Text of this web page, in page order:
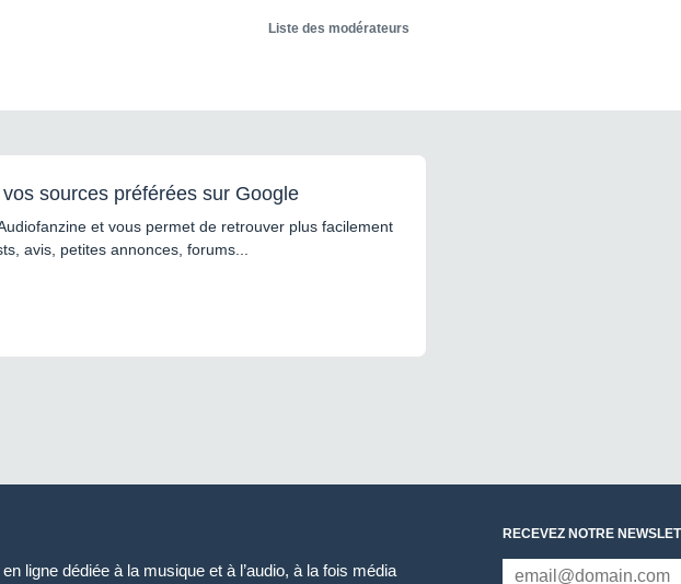
Liste des modérateurs
sources préférées sur Google
et vous permet de retrouver plus facilement
avis, petites annonces, forums...
ligne dédiée à la musique et à l’audio, à la fois média
RECEVEZ NOTRE